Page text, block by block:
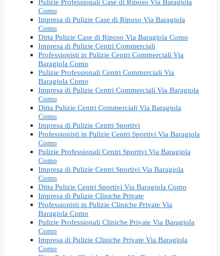
Como
Impresa di Pulizie Case di Riposo Via Baragiola
Como
Ditta Pulizie Case di Riposo Via Baragiola Como
Impresa di Pulizie Centri Commerciali
Professionisti in Pulizie Centri Commerciali Via
Baragiola Como
Pulizie Professionali Centri Commerciali Via
Baragiola Como
Impresa di Pulizie Centri Commerciali Via Baragiola
Como
Ditta Pulizie Centri Commerciali Via Baragiola
Como
Impresa di Pulizie Centri Sportivi
Professionisti in Pulizie Centri Sportivi Via Baragiola
Como
Pulizie Professionali Centri Sportivi Via Baragiola
Como
Impresa di Pulizie Centri Sportivi Via Baragiola
Como
Ditta Pulizie Centri Sportivi Via Baragiola Como
Impresa di Pulizie Cliniche Private
Professionisti in Pulizie Cliniche Private Via
Baragiola Como
Pulizie Professionali Cliniche Private Via Baragiola
Como
Impresa di Pulizie Cliniche Private Via Baragiola
Como